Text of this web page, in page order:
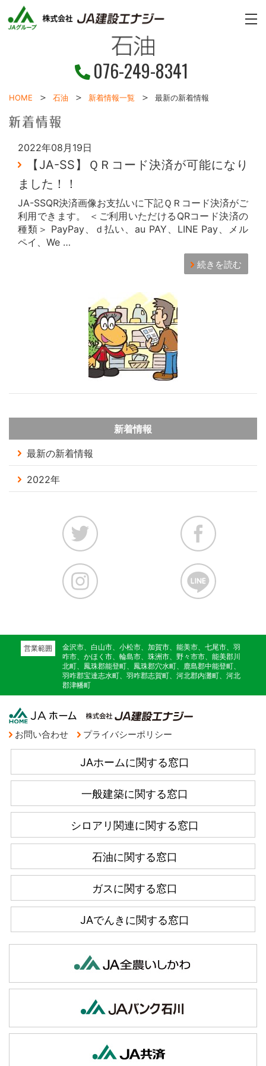
076-249-8341
HOME 石油 新着情報一覧 最新の新着情報
2022年08月19日
【JA-SS】ＱＲコード決済が可能になり
ました！！
JA-SSQR決済画像お支払いに下記ＱＲコード決済がご
利用できます。 ＜ご利用いただけるQRコード決済の
種類＞ PayPay、ｄ払い、au PAY、LINE Pay、メル
ペイ、We …
続きを読む
新着情報
最新の新着情報
2022年
営業範囲
金沢市、白山市、小松市、加賀市、能美市、七尾市、羽
咋市、かほく市、輪島市、珠洲市、野々市市、能美郡川
北町、鳳珠郡能登町、鳳珠郡穴水町、鹿島郡中能登町、
羽咋郡宝達志水町、羽咋郡志賀町、河北郡内灘町、河北
郡津幡町
お問い合わせ プライバシーポリシー
JAホームに関する窓口
一般建築に関する窓口
シロアリ関連に関する窓口
石油に関する窓口
ガスに関する窓口
JAでんきに関する窓口